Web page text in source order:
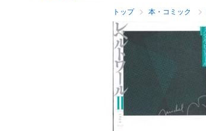
トップ 本・コミック